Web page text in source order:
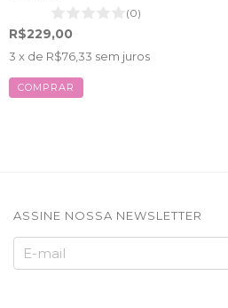
(0)
R$229,00
3 x de R$76,33 sem juros
COMPRAR
ASSINE NOSSA NEWSLETTER